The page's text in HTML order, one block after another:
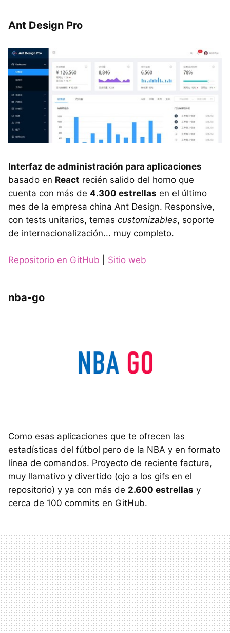
Ant Design Pro
Interfaz de administración para aplicaciones
basado en React recién salido del horno que
cuenta con más de 4.300 estrellas en el último
mes de la empresa china Ant Design. Responsive,
con tests unitarios, temas customizables, soporte
de internacionalización... muy completo.
Repositorio en GitHub Sitio web
nba-go
Como esas aplicaciones que te ofrecen las
estadísticas del fútbol pero de la NBA y en formato
línea de comandos. Proyecto de reciente factura,
muy llamativo y divertido (ojo a los gifs en el
repositorio) y ya con más de 2.600 estrellas y
cerca de 100 commits en GitHub.